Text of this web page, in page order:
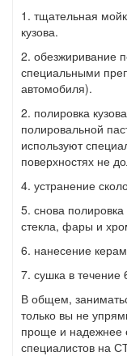
1. тщательная
кузова.
2. обезжиривание
специальными
автомобиля).
2. полировка
полировальной
используют
поверхностях не
4. устранение
5. снова
стекла, фары и
6. нанесение
7. сушка в течение
В общем,
только вы не
проще и надежнее
специалистов на